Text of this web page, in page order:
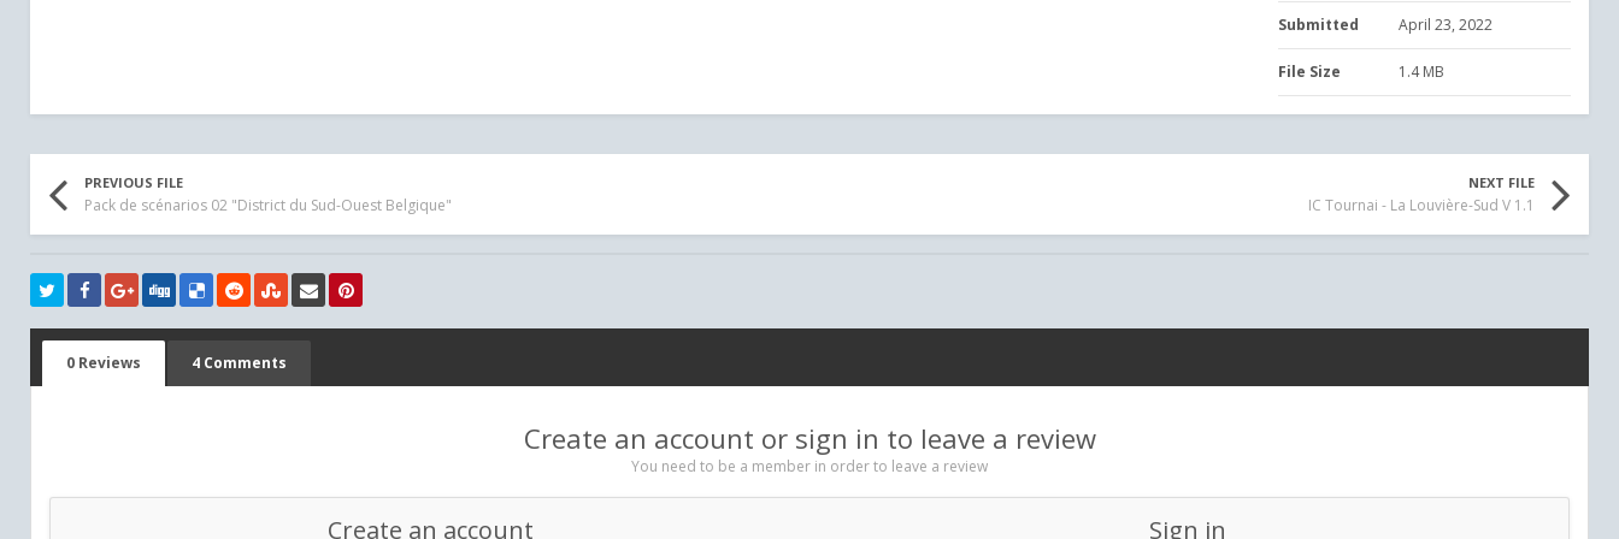
Submitted April 23, 2022
File Size 1.4 MB
PREVIOUS FILE
Pack de scénarios 02 "District du Sud-Ouest Belgique"
NEXT FILE
IC Tournai - La Louvière-Sud V 1.1
0 Reviews 4 Comments
Create an account or sign in to leave a review
You need to be a member in order to leave a review
Create an account Sign in